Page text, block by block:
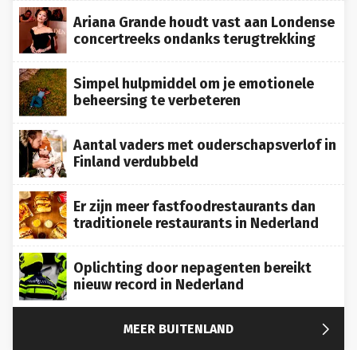
Ariana Grande houdt vast aan Londense
concertreeks ondanks terugtrekking
Simpel hulpmiddel om je emotionele
beheersing te verbeteren
Aantal vaders met ouderschapsverlof in
Finland verdubbeld
Er zijn meer fastfoodrestaurants dan
traditionele restaurants in Nederland
Oplichting door nepagenten bereikt
nieuw record in Nederland
MEER BUITENLAND 